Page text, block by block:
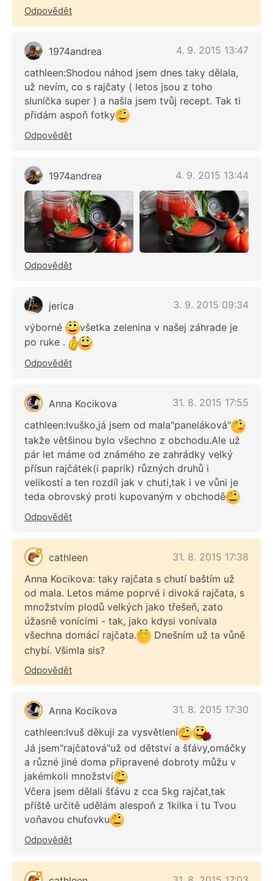
Odpovědět
1974andrea
4. 9. 2015 13:47
cathleen:Shodou náhod jsem dnes taky dělala,
už nevím, co s rajčaty ( letos jsou z toho
sluníčka super ) a našla jsem tvůj recept. Tak ti
přidám aspoň fotky
Odpovědět
1974andrea 4. 9. 2015 13:44
Odpovědět
jerica
3. 9. 2015 09:34
výborné
všetka zelenina v našej záhrade je
po ruke .
Odpovědět
Anna Kocikova
31. 8. 2015 17:55
cathleen:Ivuško,já jsem od mala"paneláková"
takže většinou bylo všechno z obchodu.Ale už
pár let máme od známého ze zahrádky velký
přísun rajčátek(i paprik) různých druhů i
velikostí a ten rozdíl jak v chuti,tak i ve vůni je
teda obrovský proti kupovaným v obchodě
Odpovědět
cathleen
31. 8. 2015 17:38
Anna Kocikova: taky rajčata s chutí baštím už
od mala. Letos máme poprvé i divoká rajčata, s
množstvím plodů velkých jako třešeň, zato
úžasně vonícími - tak, jako kdysi vonívala
všechna domácí rajčata.
Dnešním už ta vůně
chybí. Všimla sis?
Odpovědět
Anna Kocikova
31. 8. 2015 17:30
cathleen:Ivuš děkuji za vysvětlení
Já jsem"rajčatová"už od dětství a šťávy,omáčky
a různé jiné doma připravené dobroty můžu v
jakémkoli množství
Včera jsem dělali šťávu z cca 5kg rajčat,tak
příště určitě udělám alespoň z 1kilka i tu Tvou
voňavou chuťovku
Odpovědět